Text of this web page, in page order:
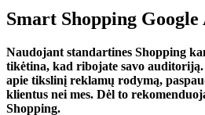
Smart Shopping
Naudojant standartines Shopping
tikėtina, kad ribojate savo auditoriją.
apie tikslinį reklamų rodymą,
klientus nei mes. Dėl to
Shopping.